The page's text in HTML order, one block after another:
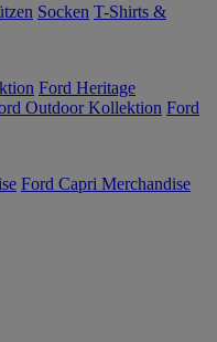
Socken T-Shirts &
Ford Heritage
Outdoor Kollektion Ford
Ford Capri Merchandise